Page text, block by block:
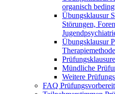
organisch
Übungsklausur
Störungen,
Übungsklausur
Mündliche
Weitere
FAQ